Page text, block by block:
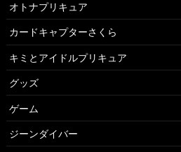
オトナプリキュア
カードキャプターさくら
キミとアイドルプリキュア
グッズ
ゲーム
ジーンダイバー